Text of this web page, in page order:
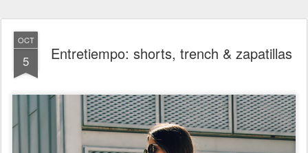
OCT
5 Entretiempo: shorts, trench & zapatillas